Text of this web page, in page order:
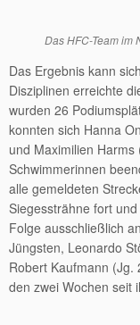
Das HFC-Team im
Das Ergebnis kann
Disziplinen erreichte
wurden 26
konnten sich Hanna
und Maximilien
Schwimmerinnen
alle gemeldeten
Siegessträhne fort
Folge ausschließlich
Jüngsten, Leonardo
Robert Kaufmann (Jg.
den zwei Wochen seit